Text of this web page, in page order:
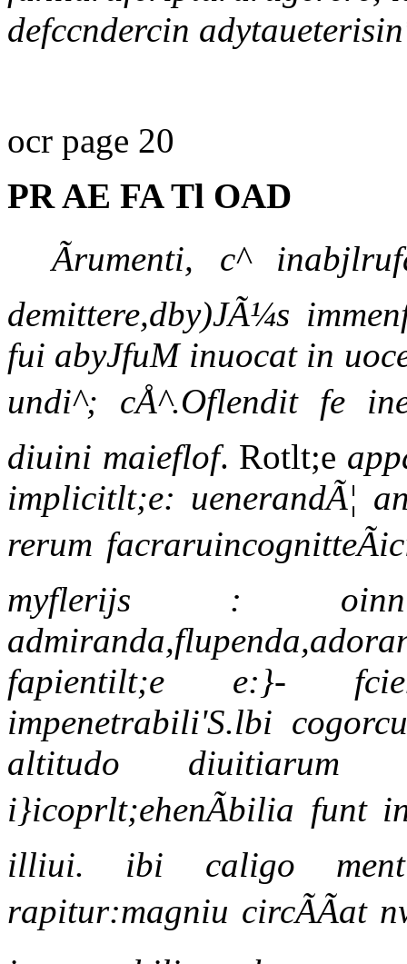
defccndercin
ocr page 20
PR AE FA Tl OAD
Ãrumenti, c^
demittere,dby)JÃ¼s
fui abyJfuM inuocat in
undi^; cÅ^.Oflendit fe
diuini maieflof. Rotlt;e
implicitlt;e: uenerandÃ¦
rerum
myflerijs :
fapientilt;e e:}-
impenetrabili'S.lbi
altitudo diuitiarum
i}icoprlt;ehenÃbilia funt
illiui. ibi caligo
rapitur:magniu circÃÃat